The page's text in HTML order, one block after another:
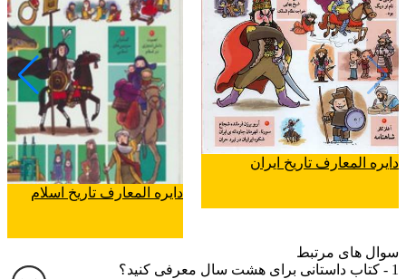
دایره المعارف تاریخ ایران
دایره المعارف تاریخ اسلام
سوال های مرتبط
1 - کتاب داستانی برای هشت سال معرفی کنید؟